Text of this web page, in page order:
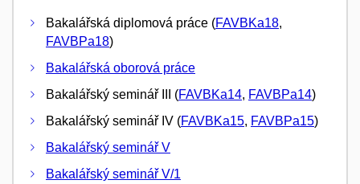
Bakalářská diplomová práce (FAVBKa18,
FAVBPa18)
Bakalářská oborová práce
Bakalářský seminář III (FAVBKa14, FAVBPa14)
Bakalářský seminář IV (FAVBKa15, FAVBPa15)
Bakalářský seminář V
Bakalářský seminář V/1